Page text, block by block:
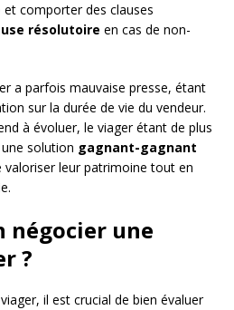
et comporter des clauses
résolutoire en cas de non-
a parfois mauvaise presse, étant
sur la durée de vie du vendeur.
à évoluer, le viager étant de plus
solution gagnant-gagnant
leur patrimoine tout en
négocier une
?
il est crucial de bien évaluer